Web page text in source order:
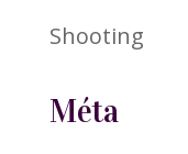
Shooting
Méta